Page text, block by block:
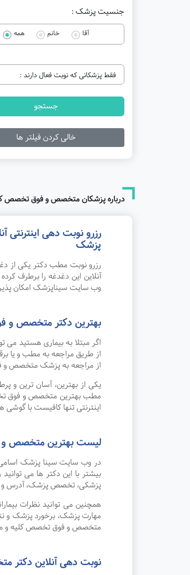
جنسیت پزشک :
آقا خانم همه
فقط پزشکانی که نوبت فعال دارند :
جستجو
خالی کردن فیلتر ها
درباره پزشکان متخصص و فوق تخصص
رزرو نوبت دهی
پزشک
رزرو نوبت مطب دکتر یکی از
آنلاین این دغدغه را برطرف
وب سایت سیناپزشک امکان
بهترین دکتر متخصص و
اگر مبتلا به بیماری هستید
از طریق مراجعه به مطب و یا
از مراجعه به پزشک متخصص و
یکی از بهترین، آسان ترین و
مطب بهترین متخصص و فوق
اینترنتی تنها کافیست با
لیست بهترین متخصص و
در وب سایت سینا پزشک
بیشتر با این دکتر ها می
پزشکی، تخصص پزشک، آدرس
همچنین می توانید نظرات
مهارت پزشک، برخورد پزشک و
متخصص و فوق تخصص کلیه و
نوبت دهی آنلاین دکتر